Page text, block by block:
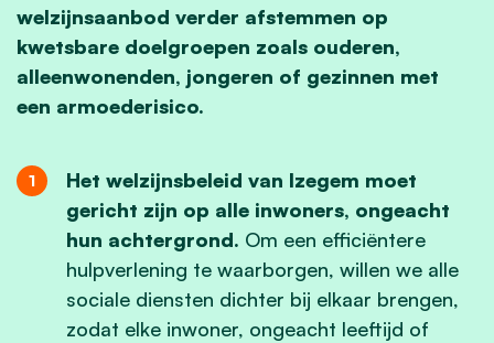
welzijnsaanbod verder afstemmen op
kwetsbare doelgroepen zoals ouderen,
alleenwonenden, jongeren of gezinnen met
een armoederisico.
Het welzijnsbeleid van Izegem moet
gericht zijn op alle inwoners, ongeacht
hun achtergrond. Om een efficiëntere
hulpverlening te waarborgen, willen we alle
sociale diensten dichter bij elkaar brengen,
zodat elke inwoner, ongeacht leeftijd of